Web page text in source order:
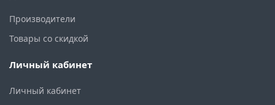
Производители
Товары со скидкой
Личный кабинет
Личный кабинет